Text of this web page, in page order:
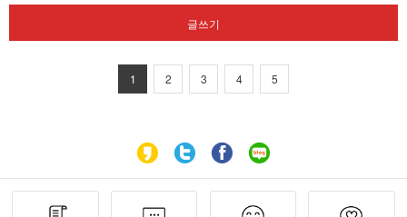
글쓰기
1 2 3 4 5